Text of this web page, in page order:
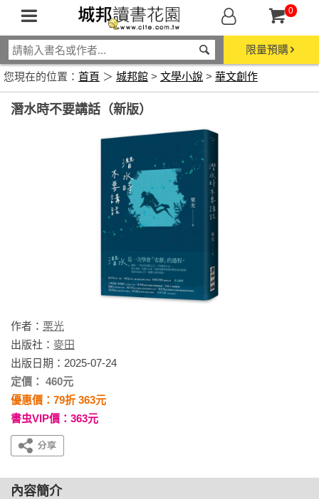
0
限量預購
您現在的位置： 首頁 ＞ 城邦館 > 文學小說 > 華文創作
潛水時不要講話（新版）
作者： 栗光
出版社： 麥田
出版日期：2025-07-24
定價： 460元
優惠價：79折 363元
書虫VIP價：363元
內容簡介